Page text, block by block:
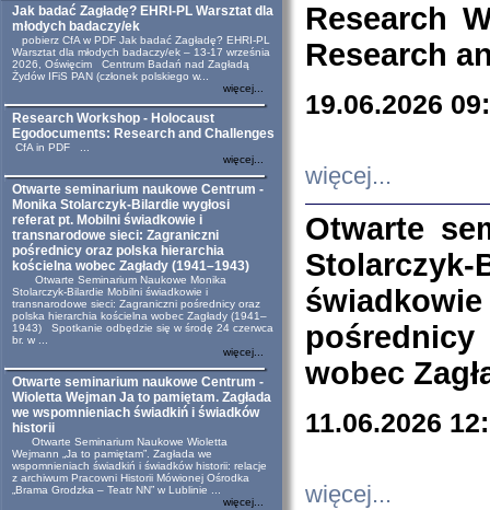
Jak badać Zagładę? EHRI-PL Warsztat dla
młodych badaczy/ek
pobierz CfA w PDF Jak badać Zagładę? EHRI-PL
Warsztat dla młodych badaczy/ek – 13-17 września
2026, Oświęcim Centrum Badań nad Zagładą
Żydów IFiS PAN (członek polskiego w...
więcej...
Research Workshop - Holocaust
Egodocuments: Research and Challenges
CfA in PDF ...
więcej...
Otwarte seminarium naukowe Centrum -
Monika Stolarczyk-Bilardie wygłosi
referat pt. Mobilni świadkowie i
transnarodowe sieci: Zagraniczni
pośrednicy oraz polska hierarchia
kościelna wobec Zagłady (1941–1943)
Otwarte Seminarium Naukowe Monika
Stolarczyk-Bilardie Mobilni świadkowie i
transnarodowe sieci: Zagraniczni pośrednicy oraz
polska hierarchia kościelna wobec Zagłady (1941–
1943) Spotkanie odbędzie się w środę 24 czerwca
br. w ...
więcej...
Otwarte seminarium naukowe Centrum -
Wioletta Wejman Ja to pamiętam. Zagłada
we wspomnieniach świadkiń i świadków
historii
Otwarte Seminarium Naukowe Wioletta
Wejmann „Ja to pamiętam”. Zagłada we
wspomnieniach świadkiń i świadków historii: relacje
z archiwum Pracowni Historii Mówionej Ośrodka
„Brama Grodzka – Teatr NN” w Lublinie ...
więcej...
Research
Research
19.06.2026
więcej...
Otwarte
wobec
11.06.2026
więcej...